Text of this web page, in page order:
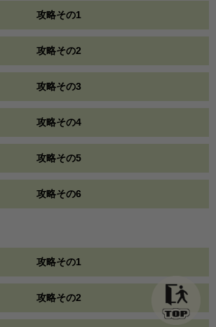
攻略その1
攻略その2
攻略その3
攻略その4
攻略その5
攻略その6
攻略その1
攻略その2